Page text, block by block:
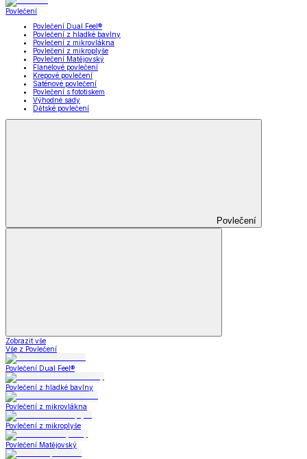
Povlečení
Povlečení Dual Feel®
Povlečení z hladké bavlny
Povlečení z mikrovlákna
Povlečení z mikroplyše
Povlečení Matějovský
Flanelové povlečení
Krepové povlečení
Saténové povlečení
Povlečení s fototiskem
Výhodné sady
Dětské povlečení
Povlečení
Zobrazit vše
Vše z Povlečení
Povlečení Dual Feel®
Povlečení z hladké bavlny
Povlečení z mikrovlákna
Povlečení z mikroplyše
Povlečení Matějovský